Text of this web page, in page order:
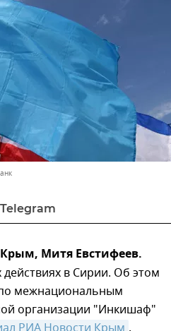
Telegram
Митя Евстифеев.
в Сирии. Об этом
межнациональным
организации "Инкишаф"